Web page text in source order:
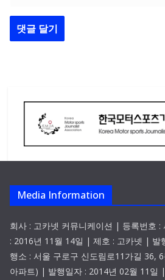
Media Information
회사 : 고카넷 커뮤니케이션 | 등록번호
: 2016년 11월 14일 | 제호 : 고카넷 | 발
행소 : 서울 구로구 신도림로11가길 36,
아파트) | 발행일자 : 2014년 02월 11일